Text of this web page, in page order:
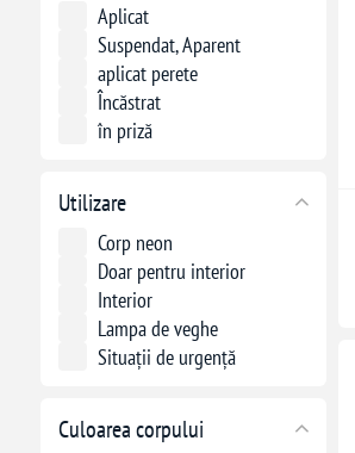
Aplicat
Suspendat, Aparent
aplicat perete
Încăstrat
în priză
Utilizare
Corp neon
Doar pentru interior
Interior
Lampa de veghe
Situații de urgență
Culoarea corpului